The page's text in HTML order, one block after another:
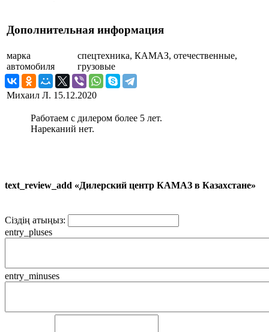
Дополнительная информация
марка
автомобиля
спецтехника, КАМАЗ, отечественные,
грузовые
Михаил Л. 15.12.2020
Работаем с дилером более 5 лет.
Нареканий нет.
text_review_add «Дилерский центр КАМАЗ в Казахстане»
Сіздің атыңыз:
entry_pluses
entry_minuses